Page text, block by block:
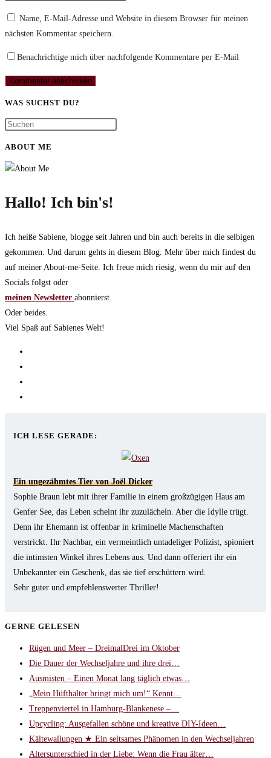
Benutzernamen
Kommentieren
zum
ein
ein
Name, E-Mail-Adresse und Website in diesem Browser für meinen
nächsten Kommentar speichern.
Benachrichtige mich über nachfolgende Kommentare per E-Mail
WAS SUCHST DU?
ABOUT ME
Hallo! Ich bin's!
Ich heiße Sabiene, blogge seit Jahren und bin auch bereits in die selbigen
gekommen. Und darum gehts in diesem Blog. Mehr über mich findest du
auf meiner About-me-Seite. Ich freue mich riesig, wenn du mir auf den
Socials folgst oder
meinen Newsletter abonnierst.
Oder beides.
Viel Spaß auf Sabienes Welt!
ICH LESE GERADE:
Ein ungezähmtes Tier von Joël Dicker
Sophie Braun lebt mit ihrer Familie in einem großzügigen Haus am
Genfer See, das Leben scheint ihr zuzulächeln. Aber die Idylle trügt.
Denn ihr Ehemann ist offenbar in kriminelle Machenschaften
verstrickt. Ihr Nachbar, ein vermeintlich untadeliger Polizist, spioniert
die intimsten Winkel ihres Lebens aus. Und dann offeriert ihr ein
Unbekannter ein Geschenk, das sie tief erschüttern wird.
Sehr guter und empfehlenswerter Thriller!
GERNE GELESEN
Rügen und Meer – DreimalDrei im Oktober
Die Dauer der Wechseljahre und ihre drei…
Ausmisten – Einen Monat lang täglich etwas…
„Mein Hüfthalter bringt mich um!“ Kennt…
Treppenviertel in Hamburg-Blankenese –…
Upcycling: Ausgefallen schöne und kreative DIY-Ideen…
Kältewallungen ★ Ein seltsames Phänomen in den Wechseljahren
Altersunterschied in der Liebe: Wenn die Frau älter…